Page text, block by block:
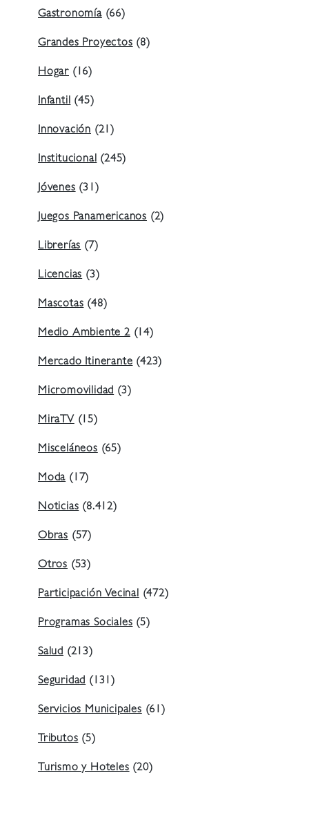
Gastronomía(66)
Grandes Proyectos (8)
Hogar (16)
Infantil (45)
Innovación (21)
Institucional (245)
Jóvenes (31)
Juegos Panamericanos (2)
Librerías (7)
Licencias (3)
Mascotas (48)
Medio Ambiente 2(14)
Mercado Itinerante (423)
Micromovilidad (3)
MiraTV (15)
Misceláneos (65)
Moda (17)
Noticias (8.412)
Obras (57)
Otros (53)
Participación Vecinal (472)
Programas Sociales (5)
Salud (213)
Seguridad (131)
Servicios Municipales (61)
Tributos (5)
Turismo y Hoteles (20)